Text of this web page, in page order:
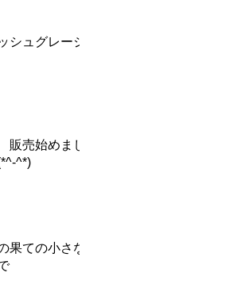
シュグレージ
売始めまし
^*)
果ての小さな